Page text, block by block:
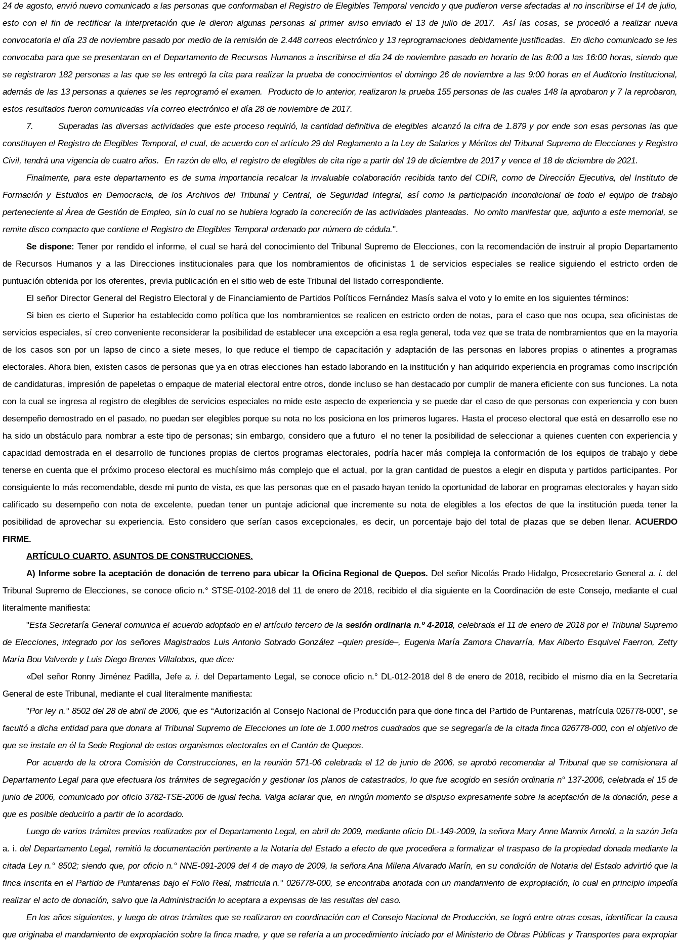
24 de agosto, envió nuevo comunicado a las personas que conformaban el Registro de Elegibles Temporal vencido y que pudieron verse afectadas al no inscribirse el 14 de julio,
esto con el fin de rectificar la interpretación que le dieron algunas personas al primer aviso enviado el 13 de julio de 2017. Así las cosas, se procedió a realizar nueva
convocatoria el día 23 de noviembre pasado por medio de la remisión de 2.448 correos electrónico y 13 reprogramaciones debidamente justificadas. En dicho comunicado se les
convocaba para que se presentaran en el Departamento de Recursos Humanos a inscribirse el día 24 de noviembre pasado en horario de las 8:00 a las 16:00 horas, siendo que
se registraron 182 personas a las que se les entregó la cita para realizar la prueba de conocimientos el domingo 26 de noviembre a las 9:00 horas en el Auditorio Institucional,
además de las 13 personas a quienes se les reprogramó el examen. Producto de lo anterior, realizaron la prueba 155 personas de las cuales 148 la aprobaron y 7 la reprobaron,
estos resultados fueron comunicadas vía correo electrónico el día 28 de noviembre de 2017.
7.
Superadas las diversas actividades que este proceso requirió, la cantidad definitiva de elegibles alcanzó la cifra de 1.879 y por ende son esas personas las que
constituyen el Registro de Elegibles Temporal, el cual, de acuerdo con el artículo 29 del Reglamento a la Ley de Salarios y Méritos del Tribunal Supremo de Elecciones y Registro
Civil, tendrá una vigencia de cuatro años. En razón de ello, el registro de elegibles de cita rige a partir del 19 de diciembre de 2017 y vence el 18 de diciembre de 2021.
Finalmente, para este departamento es de suma importancia recalcar la invaluable colaboración recibida tanto del CDIR, como de Dirección Ejecutiva, del Instituto de
Formación y Estudios en Democracia, de los Archivos del Tribunal y Central, de Seguridad Integral, así como la participación incondicional de todo el equipo de trabajo
perteneciente al Área de Gestión de Empleo, sin lo cual no se hubiera logrado la concreción de las actividades planteadas. No omito manifestar que, adjunto a este memorial, se
remite disco compacto que contiene el Registro de Elegibles Temporal ordenado por número de cédula.".
Se dispone: Tener por rendido el informe, el cual se hará del conocimiento del Tribunal Supremo de Elecciones, con la recomendación de instruir al propio Departamento
de Recursos Humanos y a las Direcciones institucionales para que los nombramientos de oficinistas 1 de servicios especiales se realice siguiendo el estricto orden de
puntuación obtenida por los oferentes, previa publicación en el sitio web de este Tribunal del listado correspondiente.
El señor Director General del Registro Electoral y de Financiamiento de Partidos Políticos Fernández Masís salva el voto y lo emite en los siguientes términos:
Si bien es cierto el Superior ha establecido como política que los nombramientos se realicen en estricto orden de notas, para el caso que nos ocupa, sea oficinistas de
servicios especiales, sí creo conveniente reconsiderar la posibilidad de establecer una excepción a esa regla general, toda vez que se trata de nombramientos que en la mayoría
de los casos son por un lapso de cinco a siete meses, lo que reduce el tiempo de capacitación y adaptación de las personas en labores propias o atinentes a programas
electorales. Ahora bien, existen casos de personas que ya en otras elecciones han estado laborando en la institución y han adquirido experiencia en programas como inscripción
de candidaturas, impresión de papeletas o empaque de material electoral entre otros, donde incluso se han destacado por cumplir de manera eficiente con sus funciones. La nota
con la cual se ingresa al registro de elegibles de servicios especiales no mide este aspecto de experiencia y se puede dar el caso de que personas con experiencia y con buen
desempeño demostrado en el pasado, no puedan ser elegibles porque su nota no los posiciona en los primeros lugares. Hasta el proceso electoral que está en desarrollo ese no
ha sido un obstáculo para nombrar a este tipo de personas; sin embargo, considero que a futuro el no tener la posibilidad de seleccionar a quienes cuenten con experiencia y
capacidad demostrada en el desarrollo de funciones propias de ciertos programas electorales, podría hacer más compleja la conformación de los equipos de trabajo y debe
tenerse en cuenta que el próximo proceso electoral es muchísimo más complejo que el actual, por la gran cantidad de puestos a elegir en disputa y partidos participantes. Por
consiguiente lo más recomendable, desde mi punto de vista, es que las personas que en el pasado hayan tenido la oportunidad de laborar en programas electorales y hayan sido
calificado su desempeño con nota de excelente, puedan tener un puntaje adicional que incremente su nota de elegibles a los efectos de que la institución pueda tener la
posibilidad de aprovechar su experiencia. Esto considero que serían casos excepcionales, es decir, un porcentaje bajo del total de plazas que se deben llenar. ACUERDO
FIRME.
ARTÍCULO CUARTO. ASUNTOS DE CONSTRUCCIONES.
A) Informe sobre la aceptación de donación de terreno para ubicar la Oficina Regional de Quepos. Del señor Nicolás Prado Hidalgo, Prosecretario Generala. i.del
Tribunal Supremo de Elecciones, se conoce oficio n.° STSE-0102-2018 del 11 de enero de 2018, recibido el día siguiente en la Coordinación de este Consejo, mediante el cual
literalmente manifiesta:
"Esta Secretaría General comunica el acuerdo adoptado en el artículo tercero de la sesión ordinaria n.º 4-2018, celebrada el 11 de enero de 2018 por el Tribunal Supremo
de Elecciones, integrado por los señores Magistrados Luis Antonio Sobrado González –quien preside–, Eugenia María Zamora Chavarría, Max Alberto Esquivel Faerron, Zetty
María Bou Valverde y Luis Diego Brenes Villalobos, que dice:
«Del señor Ronny Jiménez Padilla, Jefe a. i. del Departamento Legal, se conoce oficio n.° DL-012-2018 del 8 de enero de 2018, recibido el mismo día en la Secretaría
General de este Tribunal, mediante el cual literalmente manifiesta:
"Por ley n.° 8502 del 28 de abril de 2006, que es “Autorización al Consejo Nacional de Producción para que done finca del Partido de Puntarenas, matrícula 026778-000”,se
facultó a dicha entidad para que donara al Tribunal Supremo de Elecciones un lote de 1.000 metros cuadrados que se segregaría de la citada finca 026778-000, con el objetivo de
que se instale en él la Sede Regional de estos organismos electorales en el Cantón de Quepos.
Por acuerdo de la otrora Comisión de Construcciones, en la reunión 571-06 celebrada el 12 de junio de 2006, se aprobó recomendar al Tribunal que se comisionara al
Departamento Legal para que efectuara los trámites de segregación y gestionar los planos de catastrados, lo que fue acogido en sesión ordinaria n° 137-2006, celebrada el 15 de
junio de 2006, comunicado por oficio 3782-TSE-2006 de igual fecha. Valga aclarar que, en ningún momento se dispuso expresamente sobre la aceptación de la donación, pese a
que es posible deducirlo a partir de lo acordado.
Luego de varios trámites previos realizados por el Departamento Legal, en abril de 2009, mediante oficio DL-149-2009, la señora Mary Anne Mannix Arnold, a la sazón Jefa
a. i. del Departamento Legal, remitió la documentación pertinente a la Notaría del Estado a efecto de que procediera a formalizar el traspaso de la propiedad donada mediante la
citada Ley n.° 8502; siendo que, por oficio n.° NNE-091-2009 del 4 de mayo de 2009, la señora Ana Milena Alvarado Marín, en su condición de Notaria del Estado advirtió que la
finca inscrita en el Partido de Puntarenas bajo el Folio Real, matricula n.° 026778-000, se encontraba anotada con un mandamiento de expropiación, lo cual en principio impedía
realizar el acto de donación, salvo que la Administración lo aceptara a expensas de las resultas del caso.
En los años siguientes, y luego de otros trámites que se realizaron en coordinación con el Consejo Nacional de Producción, se logró entre otras cosas, identificar la causa
que originaba el mandamiento de expropiación sobre la finca madre, y que se refería a un procedimiento iniciado por el Ministerio de Obras Públicas y Transportes para expropiar